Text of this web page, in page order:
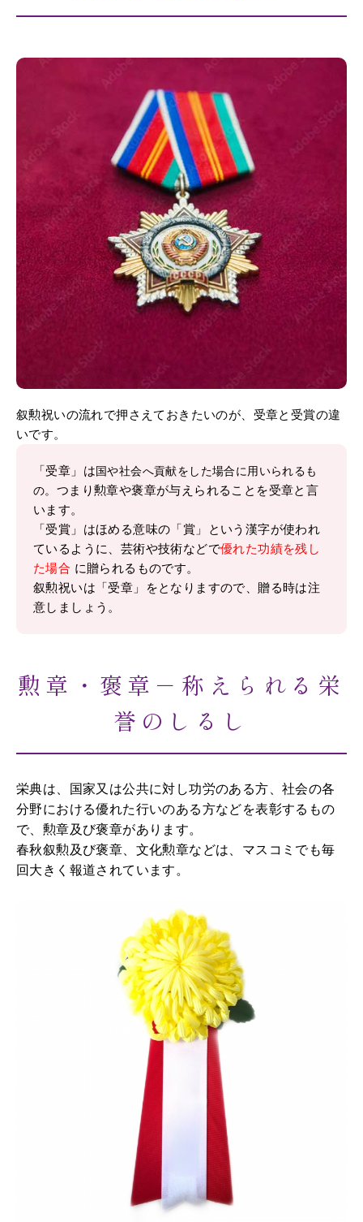
叙勲祝いの流れで押さえておきたいのが、受章と受賞の違
いです。
「受章」は国や社会へ貢献をした場合に用いられるも
の。 つまり勲章や褒章が与えられることを受章と言
います。
「受賞」はほめる意味の「賞」という漢字が使われ
ているように、芸術や技術などで優れた功績を残し
た場合 に贈られるものです。
叙勲祝いは「受章」をとなりますので、贈る時は注
意しましょう。
勲章・褒章－称えられる栄
誉のしるし
栄典は、国家又は公共に対し功労のある方、社会の各
分野における優れた行いのある方などを表彰するもの
で、勲章及び褒章があります。
春秋叙勲及び褒章、文化勲章などは、マスコミでも毎
回大きく報道されています。